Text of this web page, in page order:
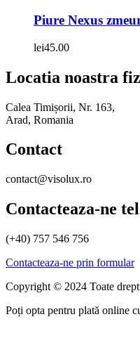
Piure Nexus
lei45.00
Locatia noastra
Calea Timișorii, Nr. 163,
Arad, Romania
Contact
contact@visolux.ro
Contacteaza-ne
(+40) 757 546 756
Contacteaza-ne prin formular
Copyright © 2024 Toate
Poți opta pentru plată online